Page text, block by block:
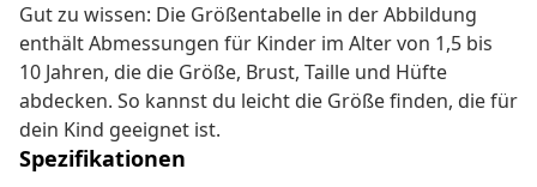
Gut zu wissen: Die Größentabelle in der Abbildung
enthält Abmessungen für Kinder im Alter von 1,5 bis
10 Jahren, die die Größe, Brust, Taille und Hüfte
abdecken. So kannst du leicht die Größe finden, die für
dein Kind geeignet ist.
Spezifikationen